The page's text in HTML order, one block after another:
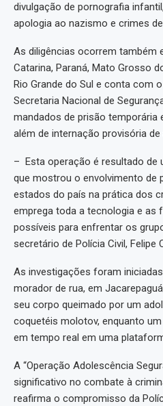
divulgação de pornografia
apologia ao nazismo e crimes
As diligências ocorrem também
Catarina, Paraná, Mato Grosso
Rio Grande do Sul e conta com
Secretaria Nacional de
mandados de prisão temporária
além de internação provisória
– Esta operação é resultado de
que mostrou o envolvimento de
estados do país na prática dos
emprega toda a tecnologia e as
possíveis para enfrentar os
secretário de Polícia Civil, Felipe
As investigações foram
morador de rua, em
seu corpo queimado por um
coquetéis molotov, enquanto
em tempo real em uma
A “Operação Adolescência
significativo no combate à
reafirma o compromisso da